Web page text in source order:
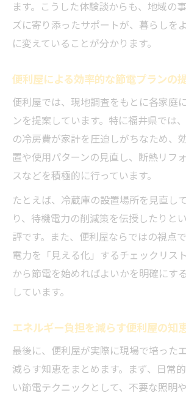
ます。こうした体験談からも、地域の
ズに寄り添ったサポートが、暮らしを
に変えていることが分かります。
便利屋による効率的な節電プランの
便利屋では、現地調査をもとに各家庭
ンを提案しています。特に福井県では
の冷房費が家計を圧迫しがちなため、
置や使用パターンの見直し、断熱リフ
スなどを積極的に行っています。
たとえば、冷蔵庫の設置場所を見直し
り、待機電力の削減策を伝授したりと
評です。また、便利屋ならではの視点
電力を「見える化」するチェックリス
から節電を始めればよいかを明確にす
しています。
エネルギー負担を減らす便利屋の知
最後に、便利屋が実際に現場で培った
減らす知恵をまとめます。まず、日常
い節電テクニックとして、不要な照明